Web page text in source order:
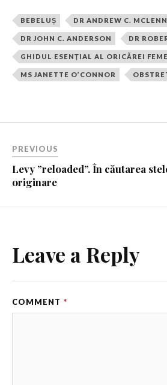
BEBELUȘ DR ANDREW C.
DR JOHN C. ANDERSON DR
GHIDUL ESENŢIAL AL ORICĂREI
MS JANETTE O’CONNOR
PREVIOUS
Levy ”reloaded”. În căutarea
originare
Leave a Reply
COMMENT *